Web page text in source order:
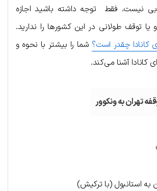
نیست. فقط توجه داشته باشید اجازه
یا توقف طولانی در این کشورها را ندارید.
کانادا چقدر است؟ شما را بیشتر با نحوه و
کانادا آشنا می‌کند.
تهران به ونکوور
به استانبول (با ترکیش)